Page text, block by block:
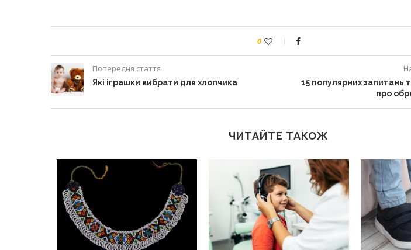
0
Попередня стаття
Які іграшки вибрати для хлопчика
15 популярних запитань
про
ЧИТАЙТЕ ТАКОЖ